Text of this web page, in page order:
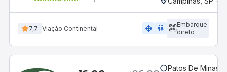
7,7 Viação Continental ac_unit wc
Embarque
direto
Patos De Minas,